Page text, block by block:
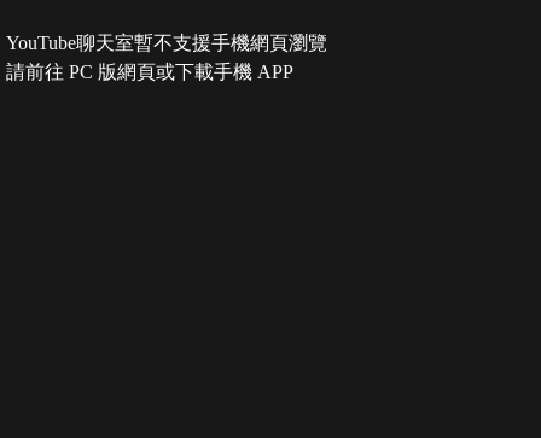
YouTube聊天室暫不支援手機網頁瀏覽
請前往 PC 版網頁或下載手機 APP